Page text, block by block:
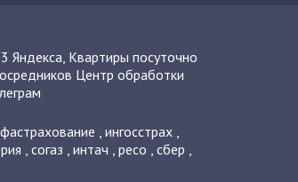
Яндекса, Квартиры посуточно
Центр обработки
, ингосстрах,
, согаз , интач , ресо , сбер ,